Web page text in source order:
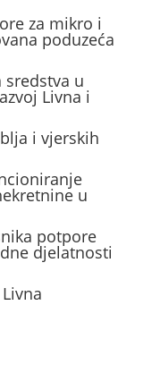
za mikro i
poduzeća
sredstva u
Livna i
i vjerskih
u
potpore
djelatnosti